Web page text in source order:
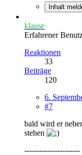
Inhalt
klause
Erfahrener
Reaktionen
33
Beiträge
120
6.
#7
bald wird er
stehen
----------------------